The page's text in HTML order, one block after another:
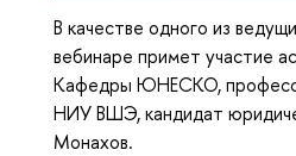
В качестве одного из
вебинаре примет участие
Кафедры ЮНЕСКО,
НИУ ВШЭ, кандидат
Монахов.